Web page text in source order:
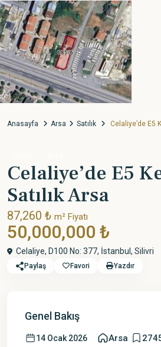
Anasayfa Arsa Satılık Celaliye’de E5
Celaliye’de E5
Satılık Arsa
87,260 ₺ m² Fiyatı
50,000,000 ₺
Celaliye, D100 No: 377, İstanbul , Silivri
Paylaş Favori Yazdır
Genel Bakış
14 Ocak 2026
Arsa